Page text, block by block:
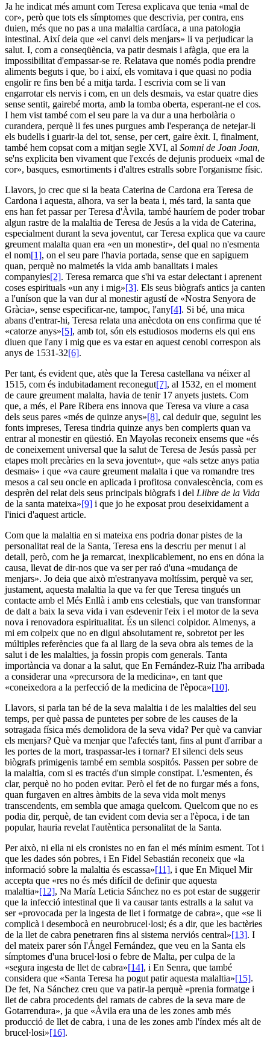
Ja he indicat més amunt com Teresa explicava que tenia «mal de
cor», però que tots els símptomes que descrivia, per contra, ens
duien, més que no pas a una malaltia cardíaca, a una patologia
intestinal. Així deia que «el canvi dels menjars» li va perjudicar la
salut. I, com a conseqüència, va patir desmais i afàgia, que era la
impossibilitat d'empassar-se re. Relatava que només podia prendre
aliments beguts i que, bo i així, els vomitava i que quasi no podia
engolir re fins ben bé a mitja tarda. I escrivia com se li van
engarrotar els nervis i com, en un dels desmais, va estar quatre dies
sense sentit, gairebé morta, amb la tomba oberta, esperant-ne el cos.
I hem vist també com el seu pare la va dur a una herbolària o
curandera, perquè li fes unes purgues amb l'esperança de netejar-li
els budells i guarir-la del tot, sense, per cert, gaire èxit. I, finalment,
també hem copsat com a mitjan segle XVI, al Somni de Joan Joan,
se'ns explicita ben vivament que l'excés de dejunis produeix «mal de
cor», basques, esmortiments i d'altres estralls sobre l'organisme físic.
Llavors, jo crec que si la beata Caterina de Cardona era Teresa de
Cardona i aquesta, alhora, va ser la beata i, més tard, la santa que
ens han fet passar per Teresa d'Àvila, també hauríem de poder trobar
algun rastre de la malaltia de Teresa de Jesús a la vida de Caterina,
especialment durant la seva joventut, car Teresa explica que va caure
greument malalta quan era «en un monestir», del qual no n'esmenta
el nom[1], on el seu pare l'havia portada, sense que en sapiguem
quan, perquè no malmetés la vida amb banalitats i males
companyies[2]. Teresa remarca que s'hi va estar delectant i aprenent
coses espirituals «un any i mig»[3]. Els seus biògrafs antics ja canten
a l'uníson que la van dur al monestir agustí de «Nostra Senyora de
Gràcia», sense especificar-ne, tampoc, l'any[4]. Si bé, una mica
abans d'entrar-hi, Teresa relata una anècdota on ens confirma que té
«catorze anys»[5], amb tot, són els estudiosos moderns els qui ens
diuen que l'any i mig que es va estar en aquest cenobi correspon als
anys de 1531-32[6].
Per tant, és evident que, atès que la Teresa castellana va néixer al
1515, com és indubitadament reconegut[7], al 1532, en el moment
de caure greument malalta, havia de tenir 17 anyets justets. Com
que, a més, el Pare Ribera ens innova que Teresa va viure a casa
dels seus pares «més de quinze anys»[8], cal deduir que, seguint les
fonts impreses, Teresa tindria quinze anys ben complerts quan va
entrar al monestir en qüestió. En Mayolas reconeix ensems que «és
de coneixement universal que la salut de Teresa de Jesús passà per
etapes molt precàries en la seva joventut», que «als setze anys patia
desmais» i que «va caure greument malalta i que va romandre tres
mesos a cal seu oncle en aplicada i profitosa convalescència, com es
desprèn del relat dels seus principals biògrafs i del Llibre de la Vida
de la santa mateixa»[9] i que jo he exposat prou deseixidament a
l'inici d'aquest article.
Com que la malaltia en si mateixa ens podria donar pistes de la
personalitat real de la Santa, Teresa ens la descriu per menut i al
detall, però, com he ja remarcat, inexplicablement, no ens en dóna la
causa, llevat de dir-nos que va ser per raó d'una «mudança de
menjars». Jo deia que això m'estranyava moltíssim, perquè va ser,
justament, aquesta malaltia la que va fer que Teresa tingués un
contacte amb el Més Enllà i amb ens celestials, que van transformar
de dalt a baix la seva vida i van esdevenir l'eix i el motor de la seva
nova i renovadora espiritualitat. És un silenci colpidor. Almenys, a
mi em colpeix que no en digui absolutament re, sobretot per les
múltiples referències que fa al llarg de la seva obra als temes de la
salut i de les malalties, ja fossin propis com generals. Tanta
importància va donar a la salut, que En Fernández-Ruiz l'ha arribada
a considerar una «precursora de la medicina», en tant que
«coneixedora a la perfecció de la medicina de l'època»[10].
Llavors, si parla tan bé de la seva malaltia i de les malalties del seu
temps, per què passa de puntetes per sobre de les causes de la
sotragada física més demolidora de la seva vida? Per què va canviar
els menjars? Què va menjar que l'afectés tant, fins al punt d'arribar a
les portes de la mort, traspassar-les i tornar? El silenci dels seus
biògrafs primigenis també em sembla sospitós. Passen per sobre de
la malaltia, com si es tractés d'un simple constipat. L'esmenten, és
clar, perquè no ho poden evitar. Però el fet de no furgar més a fons,
quan furgaven en altres àmbits de la seva vida molt menys
transcendents, em sembla que amaga quelcom. Quelcom que no es
podia dir, perquè, de tan evident com devia ser a l'època, i de tan
popular, hauria revelat l'autèntica personalitat de la Santa.
Per això, ni ella ni els cronistes no en fan el més mínim esment. Tot i
que les dades són pobres, i En Fidel Sebastián reconeix que «la
informació sobre la malaltia és escassa»[11], i que En Miquel Mir
accepta que «res no és més difícil de definir que aquesta
malaltia»[12], Na María Leticia Sánchez no es pot estar de suggerir
que la infecció intestinal que li va causar tants estralls a la salut va
ser «provocada per la ingesta de llet i formatge de cabra», que «se li
complicà i desembocà en neurobrucel·losi; és a dir, que les bactèries
de la llet de cabra penetraren fins al sistema nerviós central»[13]. I
del mateix parer són l'Ángel Fernández, que veu en la Santa els
símptomes d'una brucel·losi o febre de Malta, per culpa de la
«segura ingesta de llet de cabra»[14], i En Senra, que també
considera que «Santa Teresa ha pogut patir aquesta malaltia»[15].
De fet, Na Sánchez creu que va patir-la perquè «prenia formatge i
llet de cabra procedents del ramats de cabres de la seva mare de
Gotarrendura», ja que «Àvila era una de les zones amb més
producció de llet de cabra, i una de les zones amb l'índex més alt de
brucel·losi»[16].